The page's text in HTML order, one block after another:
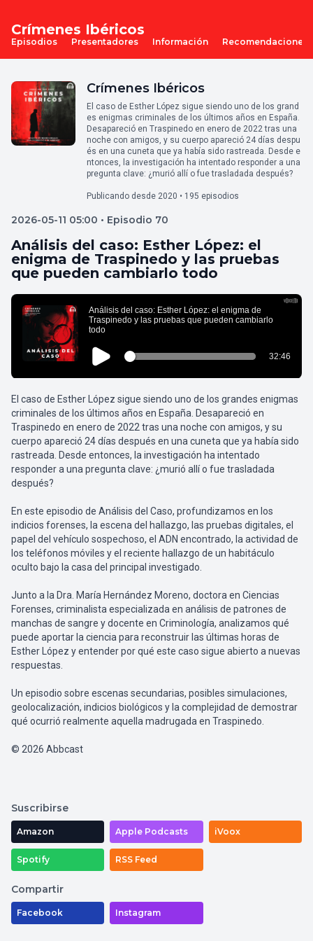
Crímenes Ibéricos
Episodios Presentadores Información Recomendaciones
Crímenes Ibéricos
El caso de Esther López sigue siendo uno de los grand
es enigmas criminales de los últimos años en España.
Desapareció en Traspinedo en enero de 2022 tras una
noche con amigos, y su cuerpo apareció 24 días despu
és en una cuneta que ya había sido rastreada. Desde e
ntonces, la investigación ha intentado responder a una
pregunta clave: ¿murió allí o fue trasladada después?
Publicando desde 2020 • 195 episodios
2026-05-11 05:00 • Episodio 70
Análisis del caso: Esther López: el
enigma de Traspinedo y las pruebas
que pueden cambiarlo todo
El caso de Esther López sigue siendo uno de los grandes enigmas
criminales de los últimos años en España. Desapareció en
Traspinedo en enero de 2022 tras una noche con amigos, y su
cuerpo apareció 24 días después en una cuneta que ya había sido
rastreada. Desde entonces, la investigación ha intentado
responder a una pregunta clave: ¿murió allí o fue trasladada
después?
En este episodio de Análisis del Caso, profundizamos en los
indicios forenses, la escena del hallazgo, las pruebas digitales, el
papel del vehículo sospechoso, el ADN encontrado, la actividad de
los teléfonos móviles y el reciente hallazgo de un habitáculo
oculto bajo la casa del principal investigado.
Junto a la Dra. María Hernández Moreno, doctora en Ciencias
Forenses, criminalista especializada en análisis de patrones de
manchas de sangre y docente en Criminología, analizamos qué
puede aportar la ciencia para reconstruir las últimas horas de
Esther López y entender por qué este caso sigue abierto a nuevas
respuestas.
Un episodio sobre escenas secundarias, posibles simulaciones,
geolocalización, indicios biológicos y la complejidad de demostrar
qué ocurrió realmente aquella madrugada en Traspinedo.
© 2026 Abbcast
Suscribirse
Amazon Apple Podcasts iVoox
Spotify RSS Feed
Compartir
Facebook Instagram